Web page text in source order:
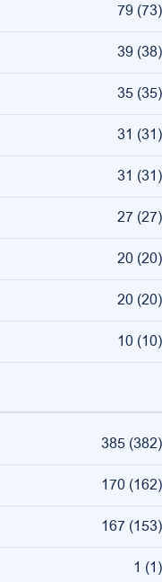
79 (73)
39 (38)
35 (35)
31 (31)
31 (31)
27 (27)
20 (20)
20 (20)
10 (10)
385 (382)
170 (162)
167 (153)
1 (1)